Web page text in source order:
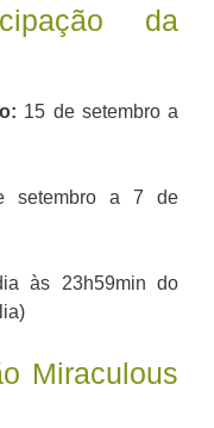
da
15 de setembro a
setembro a 7 de
às 23h59min do
Miraculous